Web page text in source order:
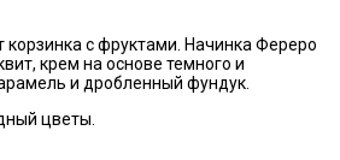
с фруктами. Начинка Фереро
крем на основе темного и
и дробленный фундук.
цветы.